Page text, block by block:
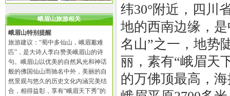
峨眉山旅游相关
峨眉山特别提醒
旅游建议：“蜀中多仙山，峨眉邈难
匹”，是大诗人李白赞美峨眉山的诗
句。峨眉山以优美的自然风光和神话
般的佛国仙山而驰名中外，美丽的自
然景观与悠久的历史文化内涵完美结
合，相得益彰，享有“峨眉天下秀”的
纬30°附近，四川
地的西南边缘，
名山”之一，地势
丽，素有“峨眉天
的万佛顶最高，